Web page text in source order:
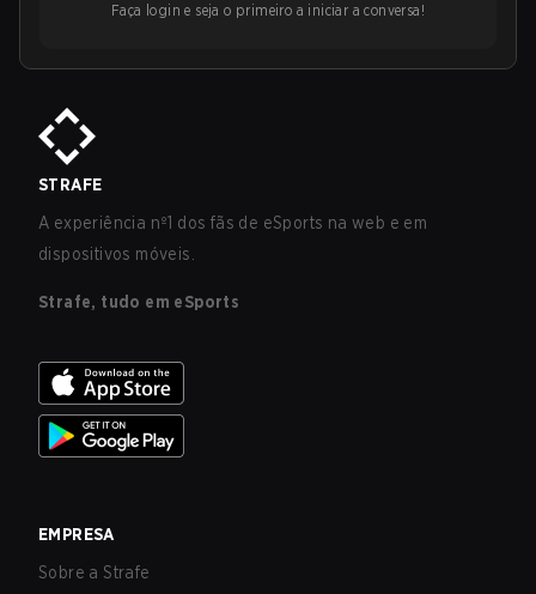
Faça login e seja o primeiro a iniciar a conversa!
STRAFE
A experiência nº1 dos fãs de eSports na web e em
dispositivos móveis.
Strafe, tudo em eSports
EMPRESA
Sobre a Strafe